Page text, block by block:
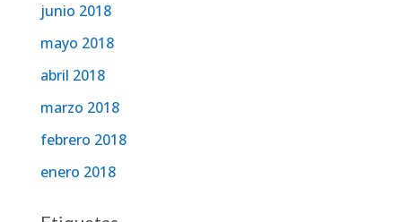
junio 2018
mayo 2018
abril 2018
marzo 2018
febrero 2018
enero 2018